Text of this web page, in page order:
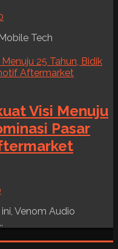
Tech
Visi Menuju
Pasar
Venom Audio